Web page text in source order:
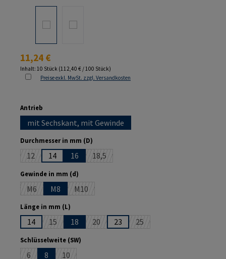
Regulärer Preis:
11,24 €
Inhalt: 10 Stück (112,40 € / 100 Stück)
Preise exkl. MwSt. zzgl. Versandkosten
Antrieb
mit Sechskant, mit Gewinde
Durchmesser in mm (D)
12(Diese Option ist zurzeit nicht verfügbar.)
14 16 18,5(Diese Option ist zurzeit nicht verfügbar.)
Gewinde in mm (d)
M6(Diese Option ist zurzeit nicht verfügbar.)
M8 M10(Diese Option ist zurzeit nicht verfügbar.)
Länge in mm (L)
14 15(Diese Option ist zurzeit nicht verfügbar.)
18 20(Diese Option ist zurzeit nicht verfügbar.)
23 25(Diese Option ist zurzeit
Schlüsselweite (SW)
6 8 10